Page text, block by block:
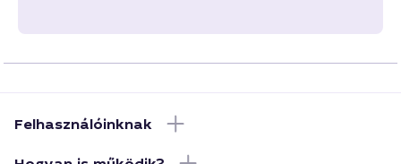
Felhasználóinknak